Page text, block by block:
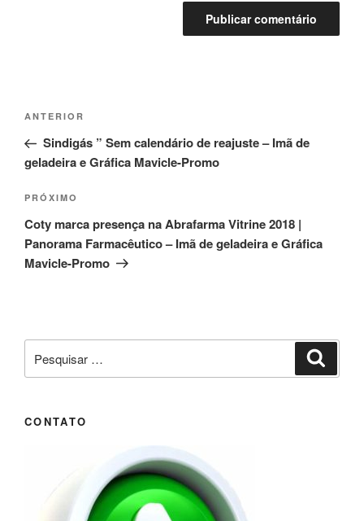
Navegação
Post
Post
anterior
ANTERIOR
Sindigás ” Sem calendário de reajuste – Imã de
geladeira e Gráfica Mavicle-Promo
Próximo
post
PRÓXIMO
Coty marca presença na Abrafarma Vitrine 2018 |
Panorama Farmacêutico – Imã de geladeira e Gráfica
Mavicle-Promo
por:
CONTATO